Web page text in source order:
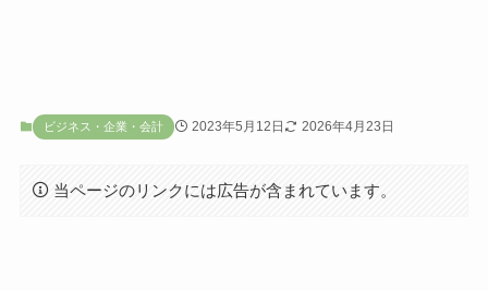
ビジネス・企業・会計 2023年5月12日 2026年4月23日
当ページのリンクには広告が含まれています。